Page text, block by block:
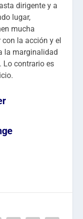
dirigente y a
lugar,
mucha
con la acción y el
la marginalidad
Lo contrario es